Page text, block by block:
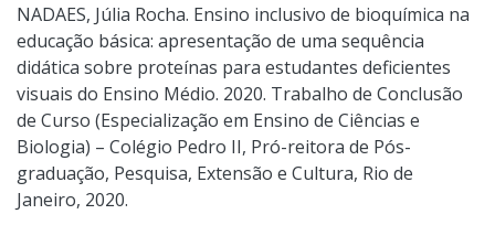
NADAES, Júlia Rocha. Ensino inclusivo de bioquímica na
educação básica: apresentação de uma sequência
didática sobre proteínas para estudantes deficientes
visuais do Ensino Médio. 2020. Trabalho de Conclusão
de Curso (Especialização em Ensino de Ciências e
Biologia) – Colégio Pedro II, Pró-reitora de Pós-
graduação, Pesquisa, Extensão e Cultura, Rio de
Janeiro, 2020.